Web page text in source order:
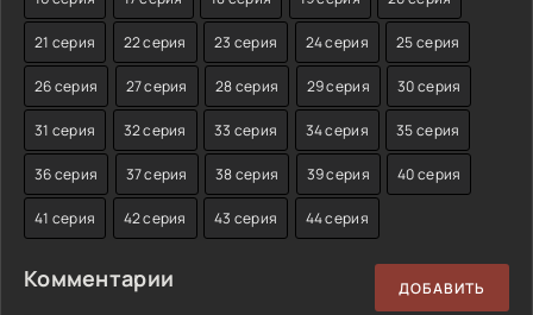
21 серия 22 серия 23 серия 24 серия 25 серия
26 серия 27 серия 28 серия 29 серия 30 серия
31 серия 32 серия 33 серия 34 серия 35 серия
36 серия 37 серия 38 серия 39 серия 40 серия
41 серия 42 серия 43 серия 44 серия
Комментарии ДОБАВИТЬ